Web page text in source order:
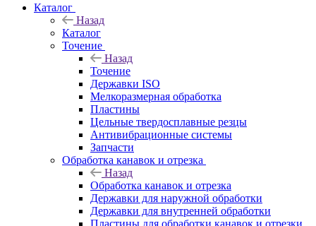
Каталог
Назад
Каталог
Точение
Назад
Точение
Державки ISO
Мелкоразмерная обработка
Пластины
Цельные твердосплавные резцы
Антивибрационные системы
Запчасти
Обработка канавок и отрезка
Назад
Обработка канавок и отрезка
Державки для наружной обработки
Державки для внутренней обработки
Пластины для обработки канавок и отрезки